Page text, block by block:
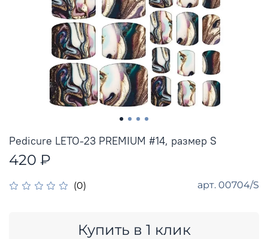
(0) арт. 00704/S
Pedicure LETO-23 PREMIUM #14, размер S
420 ₽
Купить в 1 клик